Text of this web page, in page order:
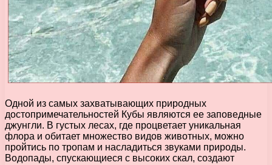
Одной из самых захватывающих природных
достопримечательностей Кубы являются ее заповедные
джунгли. В густых лесах, где процветает уникальная
флора и обитает множество видов животных, можно
пройтись по тропам и насладиться звуками природы.
Водопады, спускающиеся с высоких скал, создают